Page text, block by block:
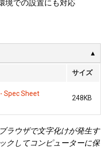
境での設置にも対応
サイズ
Spec Sheet
248KB
ラウザで文字化けが発生す
クしてコンピューターに保